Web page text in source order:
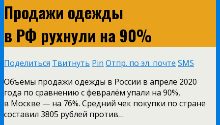
Продажи одежды
в РФ рухнули на 90%
Поделиться Твитнуть Pin Отпр. по эл. почте SMS
Объёмы продажи одежды в России в апреле 2020
года по сравнению с февралём упали на 90%,
в Москве — на 76%. Средний чек покупки по стране
составил 3805 рублей против…